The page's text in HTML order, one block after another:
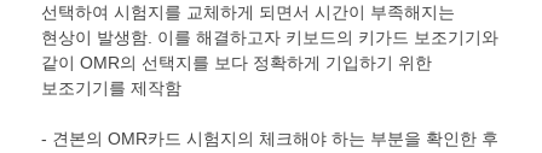
선택하여 시험지를 교체하게 되면서 시간이 부족해지는
현상이 발생함. 이를 해결하고자 키보드의 키가드 보조기기와
같이 OMR의 선택지를 보다 정확하게 기입하기 위한
보조기기를 제작함
- 견본의 OMR카드 시험지의 체크해야 하는 부분을 확인한 후